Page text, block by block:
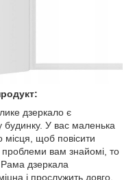
дзеркало є
У вас маленька
місця, щоб повісити
проблеми вам знайомі, то
дзеркала
і прослужить довго.